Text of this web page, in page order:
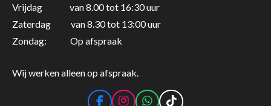
Vrijdag van 8.00 tot 16:30 uur
Zaterdag van 8.30 tot 13:00 uur
Zondag: Op afspraak
Wij werken alleen op afspraak.